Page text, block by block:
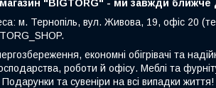
магазин "BIGTORG" - ми завжди
м. Тернопіль, вул. Живова, 19, офіс 20
економні обігрівачі та
роботи й офісу. Меблі та
та сувеніри на всі випадки